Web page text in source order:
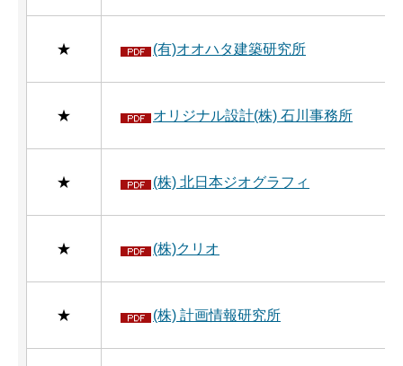
★ (有)オオハタ建築研究所
★ オリジナル設計(株) 石川事務所
★ (株) 北日本ジオグラフィ
★ (株)クリオ
★ (株) 計画情報研究所